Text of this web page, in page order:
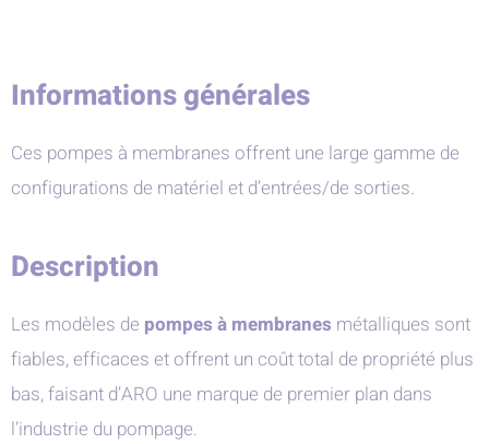
Informations générales
Ces pompes à membranes offrent une large gamme de
configurations de matériel et d’entrées/de sorties.
Description
Les modèles de pompes à membranes métalliques sont
fiables, efficaces et offrent un coût total de propriété plus
bas, faisant d’ARO une marque de premier plan dans
l’industrie du pompage.